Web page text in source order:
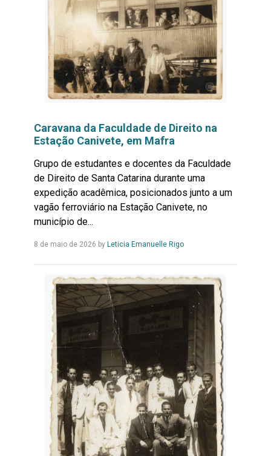
Caravana da Faculdade de Direito na
Estação Canivete, em Mafra
Grupo de estudantes e docentes da Faculdade
de Direito de Santa Catarina durante uma
expedição acadêmica, posicionados junto a um
vagão ferroviário na Estação Canivete, no
município de...
8 de maio de 2026 by Leticia Emanuelle RigoLeia